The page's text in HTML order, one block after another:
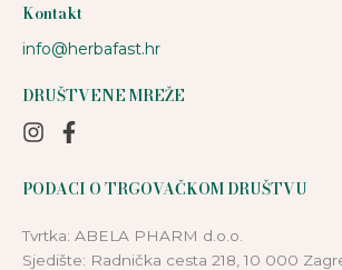
Kontakt
info@herbafast.hr
DRUŠTVENE MREŽE
PODACI O TRGOVAČKOM DRUŠTVU
Tvrtka: ABELA PHARM d.o.o.
Sjedište: Radnička cesta 218, 10 000